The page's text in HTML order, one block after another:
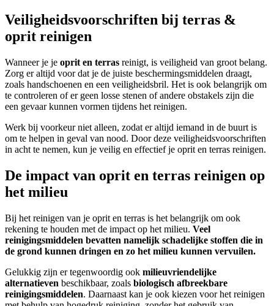
Veiligheidsvoorschriften bij terras &
oprit reinigen
Wanneer je je oprit en terras reinigt, is veiligheid van groot belang.
Zorg er altijd voor dat je de juiste beschermingsmiddelen draagt,
zoals handschoenen en een veiligheidsbril. Het is ook belangrijk om
te controleren of er geen losse stenen of andere obstakels zijn die
een gevaar kunnen vormen tijdens het reinigen.
Werk bij voorkeur niet alleen, zodat er altijd iemand in de buurt is
om te helpen in geval van nood. Door deze veiligheidsvoorschriften
in acht te nemen, kun je veilig en effectief je oprit en terras reinigen.
De impact van oprit en terras reinigen op
het milieu
Bij het reinigen van je oprit en terras is het belangrijk om ook
rekening te houden met de impact op het milieu. Veel
reinigingsmiddelen bevatten namelijk schadelijke stoffen die in
de grond kunnen dringen en zo het milieu kunnen vervuilen.
Gelukkig zijn er tegenwoordig ook milieuvriendelijke
alternatieven beschikbaar, zoals biologisch afbreekbare
reinigingsmiddelen. Daarnaast kan je ook kiezen voor het reinigen